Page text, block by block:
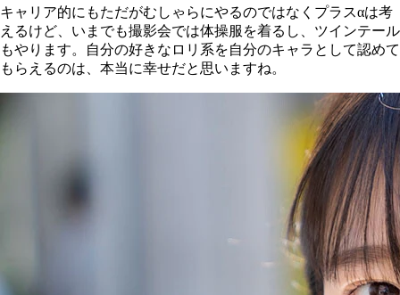
キャリア的にもただがむしゃらにやるのではなくプラスαは考
えるけど、いまでも撮影会では体操服を着るし、ツインテール
もやります。自分の好きなロリ系を自分のキャラとして認めて
もらえるのは、本当に幸せだと思いますね。